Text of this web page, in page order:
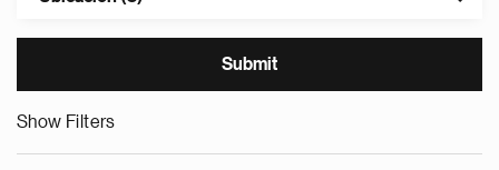
Show Filters